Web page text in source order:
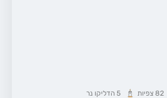
82 צפיות 5 הדליקו נר